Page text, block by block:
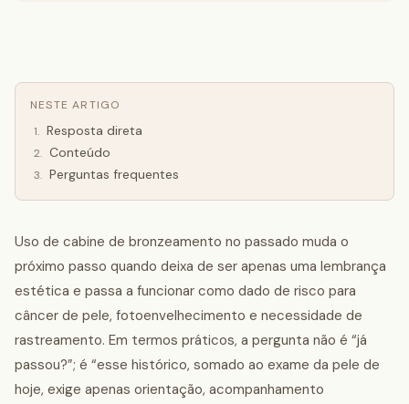
NESTE ARTIGO
1. Resposta direta
2. Conteúdo
3. Perguntas frequentes
Uso de cabine de bronzeamento no passado muda o
próximo passo quando deixa de ser apenas uma lembrança
estética e passa a funcionar como dado de risco para
câncer de pele, fotoenvelhecimento e necessidade de
rastreamento. Em termos práticos, a pergunta não é “já
passou?”; é “esse histórico, somado ao exame da pele de
hoje, exige apenas orientação, acompanhamento